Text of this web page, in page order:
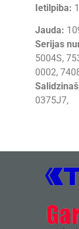
Ietilpiba:
Jauda:
Serijas
5004S,
0002,
0375J7,